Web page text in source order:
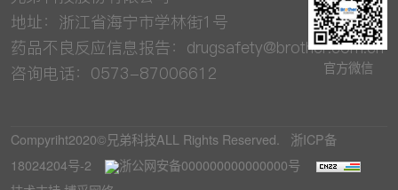
地址：浙江省海宁市学林街1号
药品不良反应信息报告： drugsafety@brother.com.cn
咨询电话：0573-87006612
官方微信
Compyriht2020©兄弟科技ALL Rights Reserved. 浙ICP备
18024204号-2
浙公网安备000000000000000号